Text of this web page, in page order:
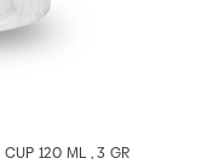
CUP 120 ML , 3 GR